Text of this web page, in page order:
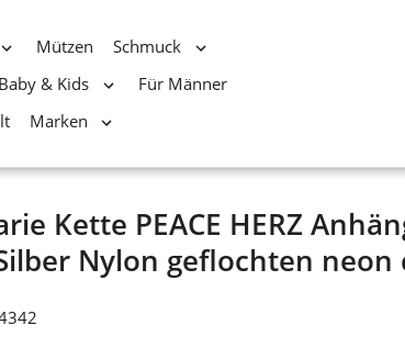
Mützen
Schmuck
Baby & Kids
Für Männer
Marken
Kette PEACE HERZ
Nylon geflochten neon